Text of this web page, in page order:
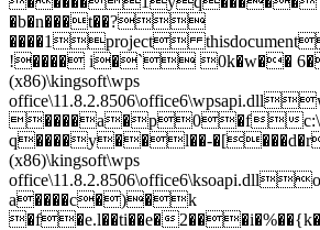
�b�n���t��?
����1project
!���� i�` 0k�w��
(x86)\kingsoft\wps
����a�p0�f
q����y��l��-
(x86)\kingsoft\wps
a����c�)�k
�f�e.l��ti��e�